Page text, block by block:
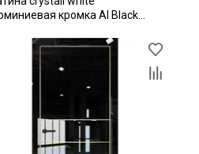
кромка Al Black